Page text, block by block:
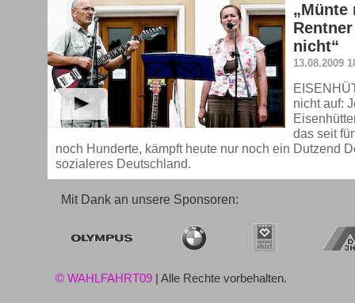
„Münte
nicht“
13.08.2009
nicht auf:
das seit
noch Hunderte, kämpft heute nur noch ein Dutzend
sozialeres Deutschland.
Mit Dank an unsere Sponsoren:
© WAHLFAHRT09 | Alle Rechte vorbehalten.